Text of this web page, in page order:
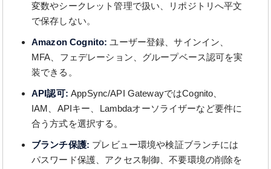
変数やシークレット管理で扱い、リポジトリへ平文
で保存しない。
Amazon Cognito: ユーザー登録、サインイン、
MFA、フェデレーション、グループベース認可を実
装できる。
API認可: AppSync/API GatewayではCognito、
IAM、APIキー、Lambdaオーソライザーなど要件に
合う方式を選択する。
ブランチ保護: プレビュー環境や検証ブランチには
パスワード保護、アクセス制御、不要環境の削除を